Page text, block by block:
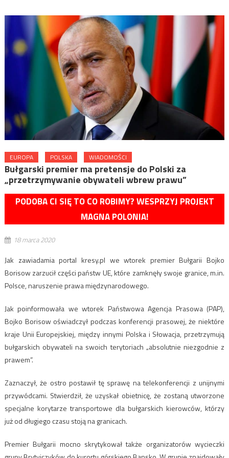
EUROPA POLSKA WIADOMOŚCI
Bułgarski premier ma pretensje do Polski za
„przetrzymywanie obywateli wbrew prawu”
PODOBA CI SIĘ TO CO ROBIMY? WESPRZYJ PROJEKT
MAGNA POLONIA!
18 marca 2020
Jak zawiadamia portal kresy.pl we wtorek premier Bułgarii Bojko
Borisow zarzucił części państw UE, które zamknęły swoje granice, m.in.
Polsce, naruszenie prawa międzynarodowego.
Jak poinformowała we wtorek Państwowa Agencja Prasowa (PAP),
Bojko Borisow oświadczył podczas konferencji prasowej, że niektóre
kraje Unii Europejskiej, między innymi Polska i Słowacja, przetrzymują
bułgarskich obywateli na swoich terytoriach „absolutnie niezgodnie z
prawem”.
Zaznaczył, że ostro postawił tę sprawę na telekonferencji z unijnymi
przywódcami. Stwierdził, że uzyskał obietnicę, że zostaną utworzone
specjalne korytarze transportowe dla bułgarskich kierowców, którzy
już od długiego czasu stoją na granicach.
Premier Bułgarii mocno skrytykował także organizatorów wycieczki